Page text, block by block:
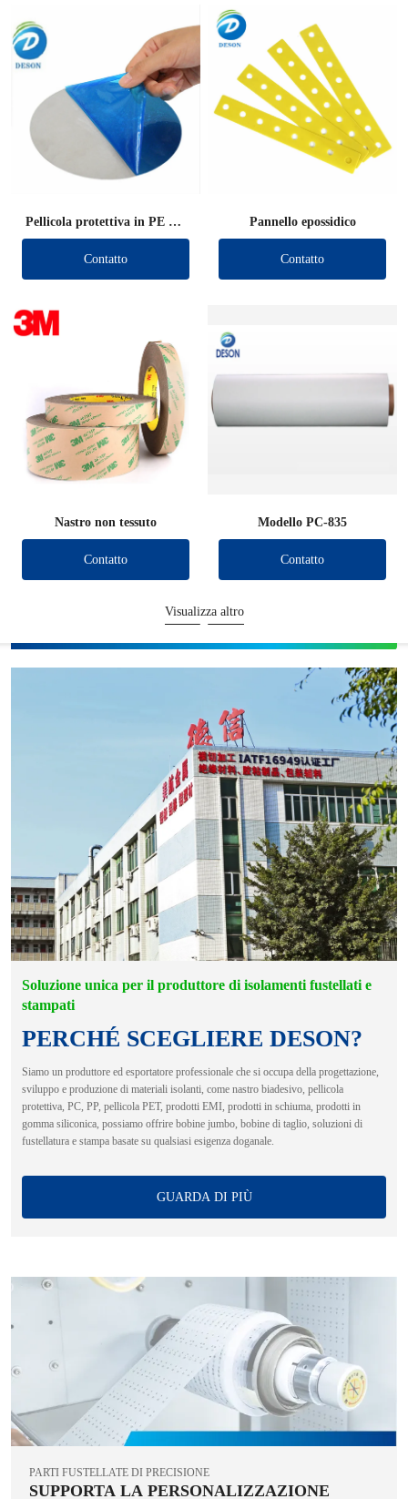
Pellicola protettiva in PE Die
Cut
Contatto
Pannello epossidico
Contatto
Nastro non tessuto
Contatto
Modello PC-835
Contatto
Visualizza altro
Soluzione unica per il produttore di isolamenti fustellati e
stampati
PERCHÉ SCEGLIERE DESON?
Siamo un produttore ed esportatore professionale che si occupa della progettazione,
sviluppo e produzione di materiali isolanti, come nastro biadesivo, pellicola
protettiva, PC, PP, pellicola PET, prodotti EMI, prodotti in schiuma, prodotti in
gomma siliconica, possiamo offrire bobine jumbo, bobine di taglio, soluzioni di
fustellatura e stampa basate su qualsiasi esigenza doganale.
GUARDA DI PIÙ
PARTI FUSTELLATE DI PRECISIONE
SUPPORTA LA PERSONALIZZAZIONE